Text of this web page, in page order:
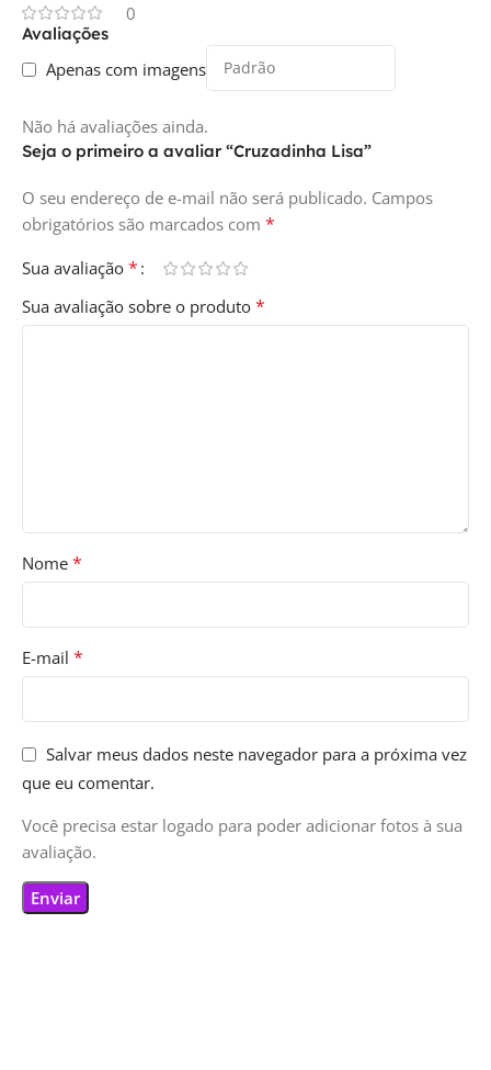
0
Avaliações
Apenas com imagens
Não há avaliações ainda.
Seja o primeiro a avaliar “Cruzadinha Lisa”
O seu endereço de e-mail não será publicado. Campos
obrigatórios são marcados com *
Sua avaliação *
Sua avaliação sobre o produto *
Nome *
E-mail *
Salvar meus dados neste navegador para a próxima vez
que eu comentar.
Você precisa estar logado para poder adicionar fotos à sua
avaliação.